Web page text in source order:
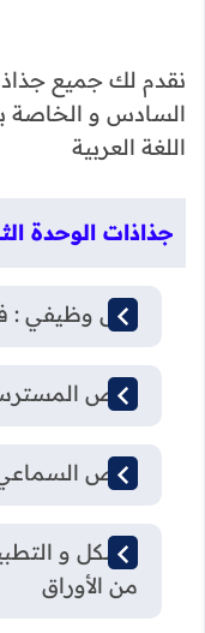
نقدم لك جميع
السادس و الخاصة
اللغة العربية
جذاذات الوحدة
نص وظيفي :
النص
النص
الشكل و
من الأوراق